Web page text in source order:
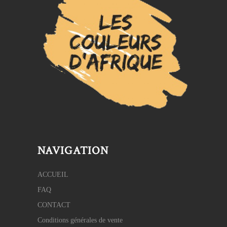
NAVIGATION
ACCUEIL
FAQ
CONTACT
Conditions générales de vente